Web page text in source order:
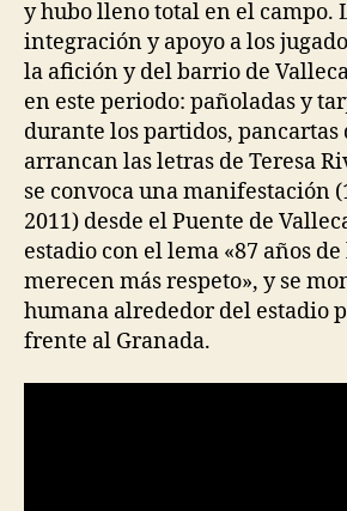
y hubo lleno total en el campo.
integración y apoyo a los
la afición y del barrio de
en este periodo: pañoladas y
durante los partidos, pancartas
arrancan las letras de Teresa
se convoca una manifestación
2011) desde el Puente de
estadio con el lema «87 años
merecen más respeto», y se
humana alrededor del estadio
frente al Granada.